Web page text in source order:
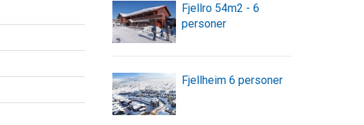
Fjellro 54m2 - 6
personer
Fjellheim 6 personer